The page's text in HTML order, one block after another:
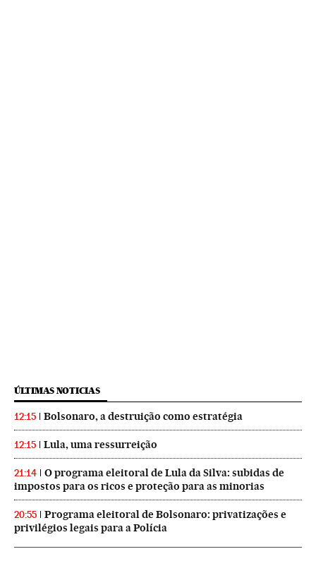
ÚLTIMAS NOTICIAS
12:15 Bolsonaro, a destruição como estratégia
12:15 Lula, uma ressurreição
21:14
O programa eleitoral de Lula da Silva: subidas de
impostos para os ricos e proteção para as minorias
20:55
Programa eleitoral de Bolsonaro: privatizações e
privilégios legais para a Polícia